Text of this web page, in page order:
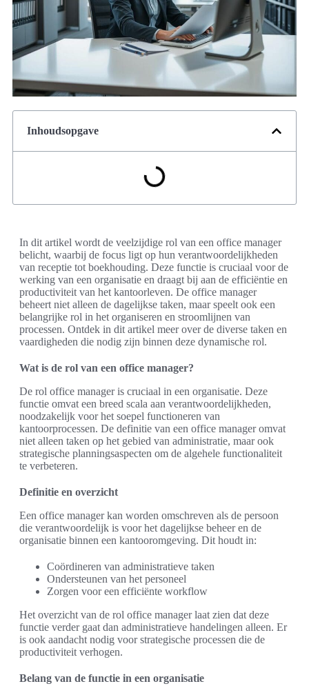
Inhoudsopgave
In dit artikel wordt de veelzijdige rol van een office manager
belicht, waarbij de focus ligt op hun verantwoordelijkheden
van receptie tot boekhouding. Deze functie is cruciaal voor de
werking van een organisatie en draagt bij aan de efficiëntie en
productiviteit van het kantoorleven. De office manager
beheert niet alleen de dagelijkse taken, maar speelt ook een
belangrijke rol in het organiseren en stroomlijnen van
processen. Ontdek in dit artikel meer over de diverse taken en
vaardigheden die nodig zijn binnen deze dynamische rol.
Wat is de rol van een office manager?
De rol office manager is cruciaal in een organisatie. Deze
functie omvat een breed scala aan verantwoordelijkheden,
noodzakelijk voor het soepel functioneren van
kantoorprocessen. De definitie van een office manager omvat
niet alleen taken op het gebied van administratie, maar ook
strategische planningsaspecten om de algehele functionaliteit
te verbeteren.
Definitie en overzicht
Een office manager kan worden omschreven als de persoon
die verantwoordelijk is voor het dagelijkse beheer en de
organisatie binnen een kantooromgeving. Dit houdt in:
Coördineren van administratieve taken
Ondersteunen van het personeel
Zorgen voor een efficiënte workflow
Het overzicht van de rol office manager laat zien dat deze
functie verder gaat dan administratieve handelingen alleen. Er
is ook aandacht nodig voor strategische processen die de
productiviteit verhogen.
Belang van de functie in een organisatie